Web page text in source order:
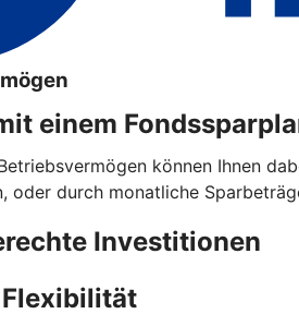
einem
können Ihnen
oder durch monatliche
Investitionen